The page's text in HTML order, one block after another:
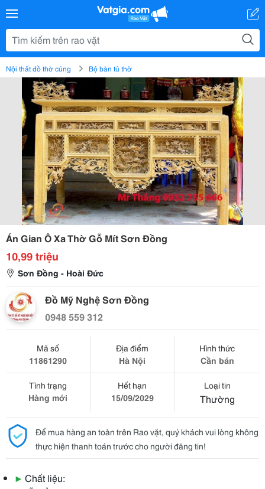
Nội thất đồ thờ cúng Bộ bàn tủ thờ
Án Gian Ô Xa Thờ Gỗ Mít Sơn Đồng
10,99 triệu
Sơn Đồng - Hoài Đức
Đồ Mỹ Nghệ Sơn Đồng
0948 559 312
Mã số
11861290
Địa điểm
Hà Nội
Hình thức
Cần bán
Tình trạng
Hàng mới
Hết hạn
15/09/2029
Loại tin
Thường
Để mua hàng an toàn trên Rao vặt, quý khách vui lòng không
thực hiện thanh toán trước cho người đăng tin!
▶ Chất liệu: